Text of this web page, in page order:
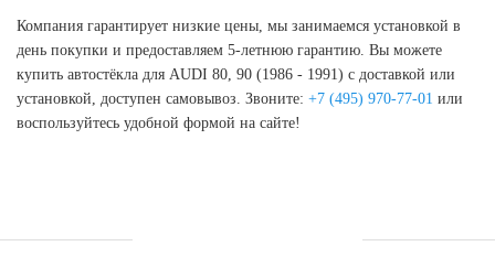
Компания гарантирует низкие цены, мы занимаемся установкой в
день покупки и предоставляем 5-летнюю гарантию. Вы можете
купить автостёкла для AUDI 80, 90 (1986 - 1991) с доставкой или
установкой, доступен самовывоз. Звоните: +7 (495) 970-77-01 или
воспользуйтесь удобной формой на сайте!